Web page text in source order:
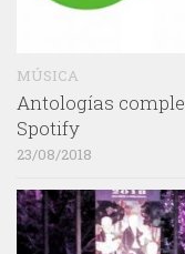
MÚSICA
Antologías
Spotify
23/08/2018